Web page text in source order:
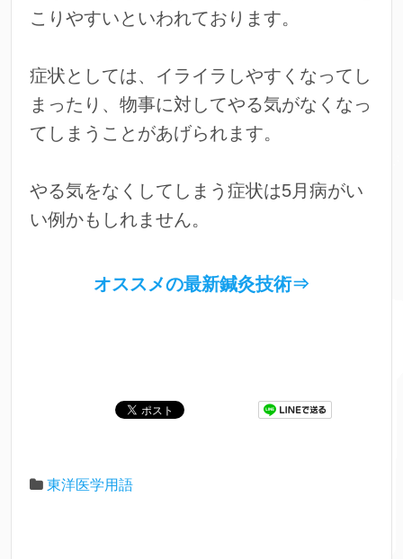
こりやすいといわれております。
症状としては、イライラしやすくなってし
まったり、物事に対してやる気がなくなっ
てしまうことがあげられます。
やる気をなくしてしまう症状は5月病がい
い例かもしれません。
オススメの最新鍼灸技術⇒
東洋医学用語